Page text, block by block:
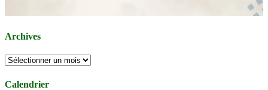
Archives
Archives
Calendrier